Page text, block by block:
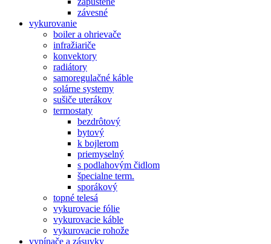
závesné
vykurovanie
boiler a ohrievače
infražiariče
konvektory
radiátory
samoregulačné káble
solárne systemy
sušiče uterákov
termostaty
bezdrôtový
bytový
k bojlerom
priemyselný
s podlahovým čidlom
špecialne term.
sporákový
topné telesá
vykurovacie fólie
vykurovacie káble
vykurovacie rohože
vypínače a zásuvky